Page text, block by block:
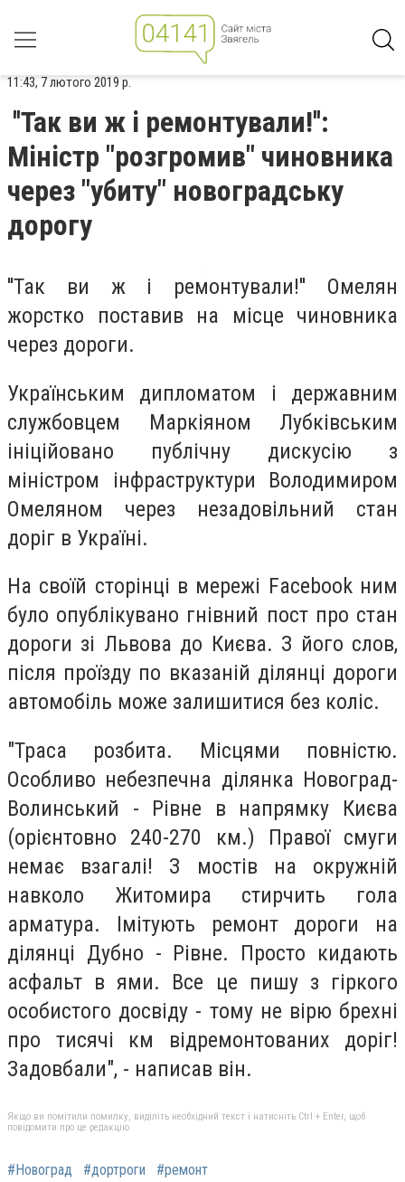
11:43, 7 лютого 2019 р.
''Так ви ж і ремонтували!'':
Міністр "розгромив" чиновника
через "убиту" новоградську
дорогу
''Так ви ж і ремонтували!'' Омелян
жорстко поставив на місце чиновника
через дороги.
Українським дипломатом і державним
службовцем Маркіяном Лубківським
ініційовано публічну дискусію з
міністром інфраструктури Володимиром
Омеляном через незадовільний стан
доріг в Україні.
На своїй сторінці в мережі Facebook ним
було опублікувано гнівний пост про стан
дороги зі Львова до Києва. З його слов,
після проїзду по вказаній ділянці дороги
автомобіль може залишитися без коліс.
"Траса розбита. Місцями повністю.
Особливо небезпечна ділянка Новоград-
Волинський - Рівне в напрямку Києва
(орієнтовно 240-270 км.) Правої смуги
немає взагалі! З мостів на окружній
навколо Житомира стирчить гола
арматура. Імітують ремонт дороги на
ділянці Дубно - Рівне. Просто кидають
асфальт в ями. Все це пишу з гіркого
особистого досвіду - тому не вірю брехні
про тисячі км відремонтованих доріг!
Задовбали", - написав він.
Якщо ви помітили помилку, виділіть необхідний текст і натисніть Ctrl + Enter, щоб
повідомити про це редакцію
#Новоград #дортроги #ремонт